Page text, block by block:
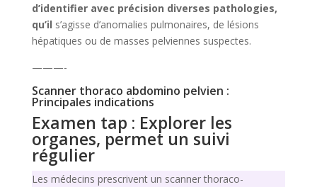
d’identifier avec précision diverses pathologies,
qu’il s’agisse d’anomalies pulmonaires, de lésions
hépatiques ou de masses pelviennes suspectes.
———-
Scanner thoraco abdomino pelvien :
Principales indications
Examen tap : Explorer les
organes, permet un suivi
régulier
Les médecins prescrivent un scanner thoraco-